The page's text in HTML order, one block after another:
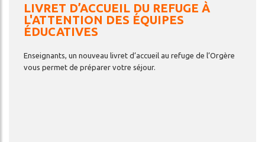
LIVRET D’ACCUEIL DU REFUGE À
L'ATTENTION DES ÉQUIPES
ÉDUCATIVES
Enseignants, un nouveau livret d’accueil au refuge de l’Orgère
vous permet de préparer votre séjour.